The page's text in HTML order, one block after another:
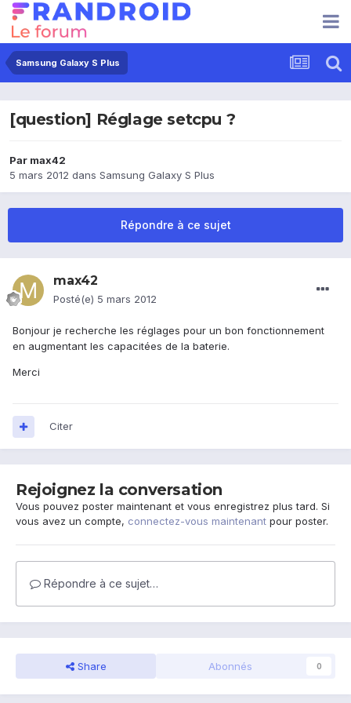
Samsung Galaxy S Plus
[question] Réglage setcpu ?
Par max42
5 mars 2012 dans Samsung Galaxy S Plus
Répondre à ce sujet
max42
Posté(e) 5 mars 2012
Bonjour je recherche les réglages pour un bon fonctionnement
en augmentant les capacitées de la baterie.
Merci
Citer
Rejoignez la conversation
Vous pouvez poster maintenant et vous enregistrez plus tard. Si
vous avez un compte, connectez-vous maintenant pour poster.
Répondre à ce sujet…
Share Abonnés 0